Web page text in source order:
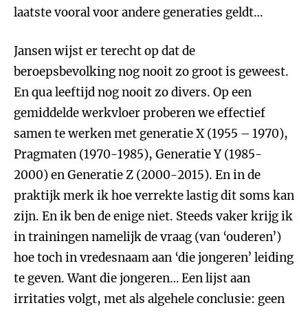
laatste vooral voor andere generaties geldt…
Jansen wijst er terecht op dat de
beroepsbevolking nog nooit zo groot is geweest.
En qua leeftijd nog nooit zo divers. Op een
gemiddelde werkvloer proberen we effectief
samen te werken met generatie X (1955 – 1970),
Pragmaten (1970-1985), Generatie Y (1985-
2000) en Generatie Z (2000-2015). En in de
praktijk merk ik hoe verrekte lastig dit soms kan
zijn. En ik ben de enige niet. Steeds vaker krijg ik
in trainingen namelijk de vraag (van ‘ouderen’)
hoe toch in vredesnaam aan ‘die jongeren’ leiding
te geven. Want die jongeren… Een lijst aan
irritaties volgt, met als algehele conclusie: geen